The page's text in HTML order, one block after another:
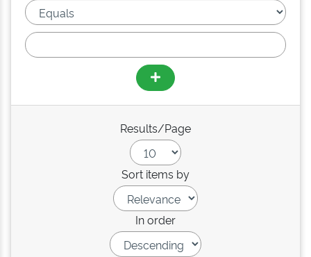
Results/Page
Sort items by
In order